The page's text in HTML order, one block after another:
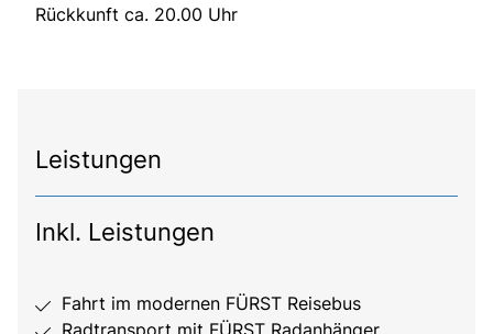
Rückkunft ca. 20.00 Uhr
Leistungen
Inkl. Leistungen
Fahrt im modernen FÜRST Reisebus